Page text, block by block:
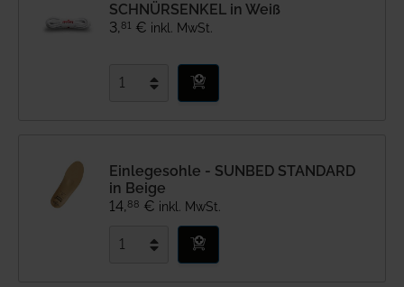
SCHNÜRSENKEL in Weiß
3,81 € inkl. MwSt.
Einlegesohle - SUNBED STANDARD
in Beige
14,88 € inkl. MwSt.